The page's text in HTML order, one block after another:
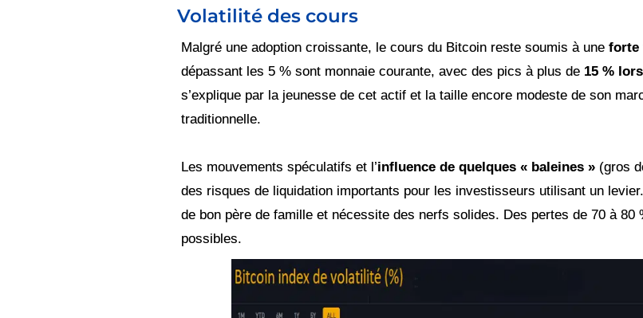
Volatilité des cours
Malgré une adoption croissante, le cours du Bitcoin reste soumis à une forte
dépassant les 5 % sont monnaie courante, avec des pics à plus de 15 %
s’explique par la jeunesse de cet actif et la taille encore modeste de son
traditionnelle.
Les mouvements spéculatifs et l’influence de quelques « baleines » (gros
des risques de liquidation importants pour les investisseurs utilisant un
de bon père de famille et nécessite des nerfs solides. Des pertes de 70 à 80
possibles.